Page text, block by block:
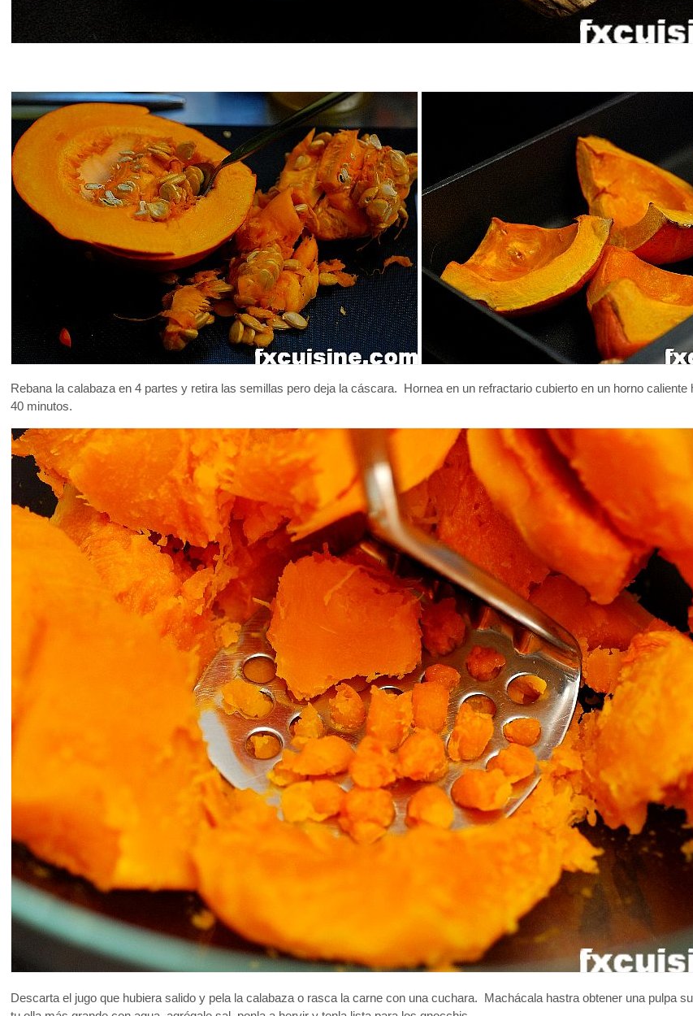
Rebana la calabaza en 4 partes y retira las semillas pero deja la cáscara. Hornea en un refractario cubierto en un horno
40 minutos.
Descarta el jugo que hubiera salido y pela la calabaza o rasca la carne con una cuchara. Machácala hastra obtener una pulpa